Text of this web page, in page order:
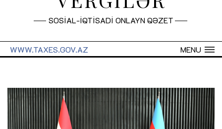
SOSİAL-İQTİSADİ ONLAYN QƏZET
MENU
WWW.TAXES.GOV.AZ